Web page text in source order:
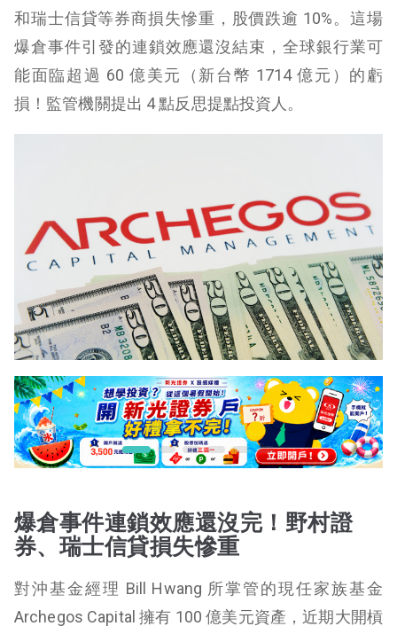
和瑞士信貸等券商損失慘重，股價跌逾 10%。這場
爆倉事件引發的連鎖效應還沒結束，全球銀行業可
能面臨超過 60 億美元（新台幣 1714 億元）的虧
損！監管機關提出 4 點反思提點投資人。
爆倉事件連鎖效應還沒完！野村證
券、瑞士信貸損失慘重
對沖基金經理 Bill Hwang 所掌管的現任家族基金
Archegos Capital 擁有 100 億美元資產，近期大開槓